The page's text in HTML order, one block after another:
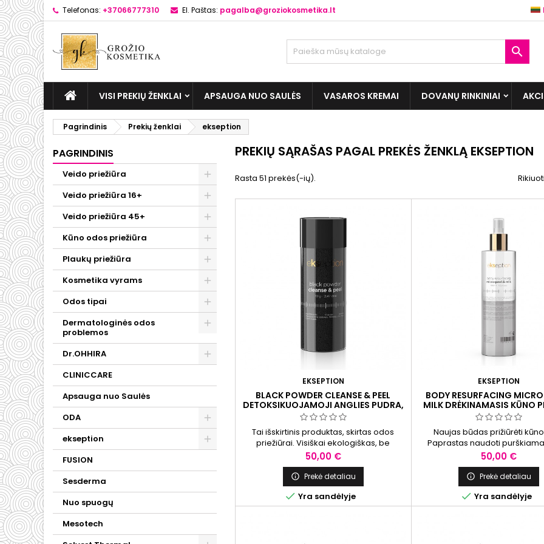
Telefonas: +37066777310 El. Paštas: pagalba@groziokosmetika.lt

VISI PREKIŲ ŽENKLAI APSAUGA NUO SAULĖS VASAROS KREMAI DOVANŲ RINKINIAI
Pagrindinis Prekių ženklai ekseption
PAGRINDINIS
Veido priežiūra
Veido priežiūra 16+
Veido priežiūra 45+
Kūno odos priežiūra
Plaukų priežiūra
Kosmetika vyrams
Odos tipai
Dermatologinės odos
problemos
Dr.OHHIRA
CLINICCARE
Apsauga nuo Saulės
ODA
ekseption
FUSION
Sesderma
Nuo spuogų
Mesotech
PREKIŲ SĄRAŠAS PAGAL PREKĖS ŽENKLĄ EKSEPTION
Rasta 51 prekės(-ių).
EKSEPTION
BLACK POWDER CLEANSE & PEEL
DETOKSIKUOJAMOJI ANGLIES PUDRA,
70 G
Tai išskirtinis produktas, skirtas odos
priežiūrai. Visiškai ekologiškas, be
konservantų, sulfatų ir PEG. Produktas
sukurtas taip, kad vienu metu atliktų tris
funkcijas: padėtų valyti, šveisti ir
detoksikuoti odą.
Kaina
50,00 €
 Prekė detaliau
 Yra sandėlyje
EKSEPTION
BODY RESURFACING MICRO
MILK DRĖKINAMASIS KŪNO
400 ML
Naujas būdas prižiūrėti
Paprastas naudoti
pienelis - mikropylingas, kuris
vizualiai sumažinti senėjimo
gerina odos būklę. Ne tik
kūno odai reikalingas
drėkinimas ir
stimuliavimas, kad ji išliktų
Kaina
50,00 €
 Prekė detaliau
 Yra sandėlyje